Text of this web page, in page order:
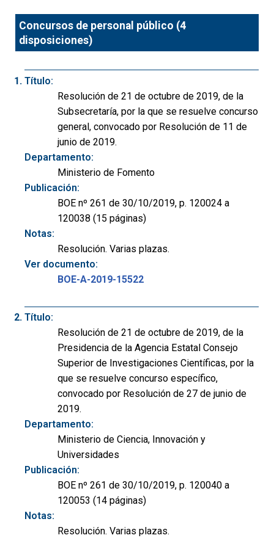
Concursos de personal público (4
disposiciones)
Título:
Resolución de 21 de octubre de 2019, de la
Subsecretaría, por la que se resuelve concurso
general, convocado por Resolución de 11 de
junio de 2019.
Departamento:
Ministerio de Fomento
Publicación:
BOE nº 261 de 30/10/2019, p. 120024 a
120038 (15 páginas)
Notas:
Resolución. Varias plazas.
Ver documento:
BOE-A-2019-15522
Título:
Resolución de 21 de octubre de 2019, de la
Presidencia de la Agencia Estatal Consejo
Superior de Investigaciones Científicas, por la
que se resuelve concurso específico,
convocado por Resolución de 27 de junio de
2019.
Departamento:
Ministerio de Ciencia, Innovación y
Universidades
Publicación:
BOE nº 261 de 30/10/2019, p. 120040 a
120053 (14 páginas)
Notas:
Resolución. Varias plazas.